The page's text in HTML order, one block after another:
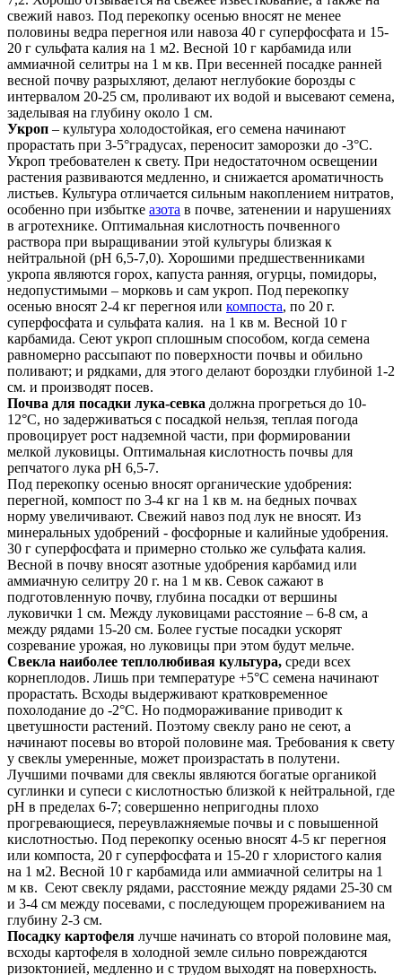
свежий навоз. Под перекопку осенью вносят не менее
половины ведра перегноя или навоза 40 г суперфосфата и 15-
20 г сульфата калия на 1 м2. Весной 10 г карбамида или
аммиачной селитры на 1 м кв. При весенней посадке ранней
весной почву разрыхляют, делают неглубокие борозды с
интервалом 20-25 см, проливают их водой и высевают семена,
заделывая на глубину около 1 см.
Укроп – культура холодостойкая, его семена начинают
прорастать при 3-5°градусах, переносит заморозки до -3°С.
Укроп требователен к свету. При недостаточном освещении
растения развиваются медленно, и снижается ароматичность
листьев. Культура отличается сильным накоплением нитратов,
особенно при избытке азота в почве, затенении и нарушениях
в агротехнике. Оптимальная кислотность почвенного
раствора при выращивании этой культуры близкая к
нейтральной (рН 6,5-7,0). Хорошими предшественниками
укропа являются горох, капуста ранняя, огурцы, помидоры,
недопустимыми – морковь и сам укроп. Под перекопку
осенью вносят 2-4 кг перегноя или компоста, по 20 г.
суперфосфата и сульфата калия. на 1 кв м. Весной 10 г
карбамида. Сеют укроп сплошным способом, когда семена
равномерно рассыпают по поверхности почвы и обильно
поливают; и рядками, для этого делают бороздки глубиной 1-2
см. и производят посев.
Почва для посадки лука-севка должна прогреться до 10-
12°C, но задерживаться с посадкой нельзя, теплая погода
провоцирует рост надземной части, при формировании
мелкой луковицы. Оптимальная кислотность почвы для
репчатого лука pH 6,5-7.
Под перекопку осенью вносят органические удобрения:
перегной, компост по 3-4 кг на 1 кв м. на бедных почвах
норму увеличивают. Свежий навоз под лук не вносят. Из
минеральных удобрений - фосфорные и калийные удобрения.
30 г суперфосфата и примерно столько же сульфата калия.
Весной в почву вносят азотные удобрения карбамид или
аммиачную селитру 20 г. на 1 м кв. Севок сажают в
подготовленную почву, глубина посадки от вершины
луковички 1 см. Между луковицами расстояние – 6-8 см, а
между рядами 15-20 см. Более густые посадки ускорят
созревание урожая, но луковицы при этом будут мельче.
Свекла наиболее теплолюбивая культура, среди всех
корнеплодов. Лишь при температуре +5°С семена начинают
прорастать. Всходы выдерживают кратковременное
похолодание до -2°С. Но подмораживание приводит к
цветушности растений. Поэтому свеклу рано не сеют, а
начинают посевы во второй половине мая. Требования к свету
у свеклы умеренные, может произрастать в полутени.
Лучшими почвами для свеклы являются богатые органикой
суглинки и супеси с кислотностью близкой к нейтральной, где
pH в пределах 6-7; совершенно непригодны плохо
прогревающиеся, переувлажняемые почвы и с повышенной
кислотностью. Под перекопку осенью вносят 4-5 кг перегноя
или компоста, 20 г суперфосфата и 15-20 г хлористого калия
на 1 м2. Весной 10 г карбамида или аммиачной селитры на 1
м кв. Сеют свеклу рядами, расстояние между рядами 25-30 см
и 3-4 см между посевами, с последующем прореживанием на
глубину 2-3 см.
Посадку картофеля лучше начинать со второй половине мая,
всходы картофеля в холодной земле сильно повреждаются
ризоктонией, медленно и с трудом выходят на поверхность.